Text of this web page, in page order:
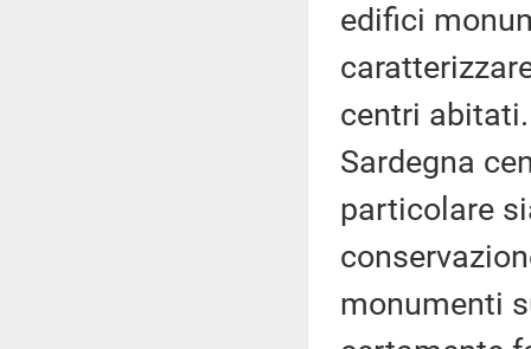
edifici
centri
Sardegna
particolare
monumenti